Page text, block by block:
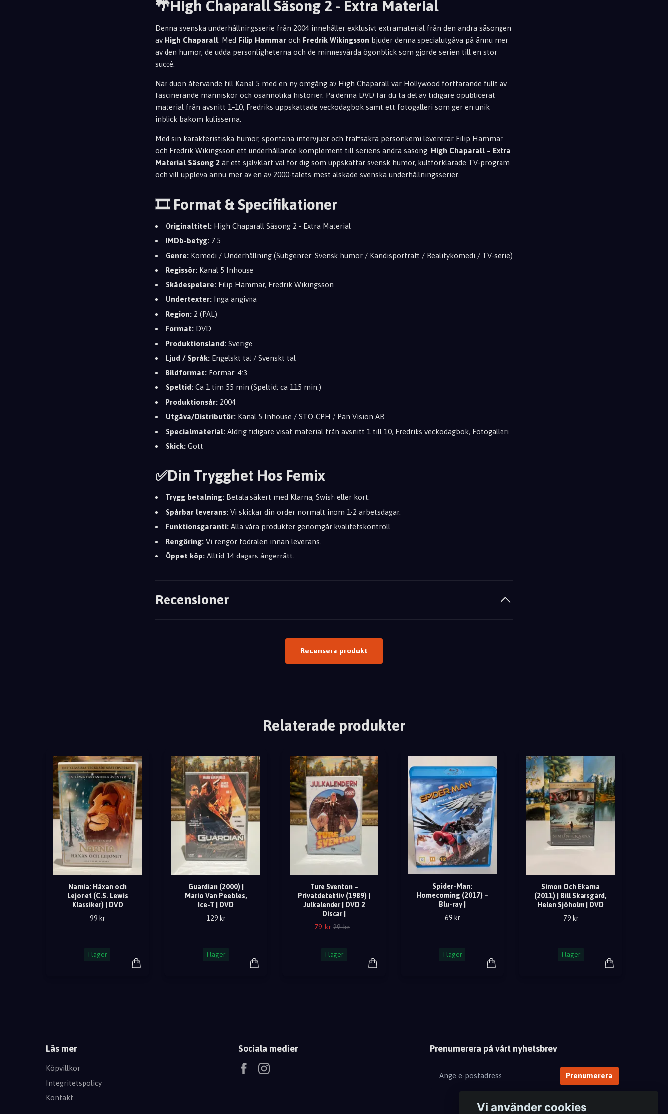
🌴High Chaparall Säsong 2 - Extra Material
Denna svenska underhållningsserie från 2004 innehåller exklusivt extramaterial från den andra säsongen
av High Chaparall . Med Filip Hammar och Fredrik Wikingsson bjuder denna specialutgåva på ännu mer
av den humor, de udda personligheterna och de minnesvärda ögonblick som gjorde serien till en stor
succé.
När duon återvände till Kanal 5 med en ny omgång av High Chaparall var Hollywood fortfarande fullt av
fascinerande människor och osannolika historier. På denna DVD får du ta del av tidigare opublicerat
material från avsnitt 1–10, Fredriks uppskattade veckodagbok samt ett fotogalleri som ger en unik
inblick bakom kulisserna.
Med sin karakteristiska humor, spontana intervjuer och träffsäkra personkemi levererar Filip Hammar
och Fredrik Wikingsson ett underhållande komplement till seriens andra säsong. High Chaparall – Extra
Material Säsong 2 är ett självklart val för dig som uppskattar svensk humor, kultförklarade TV-program
och vill uppleva ännu mer av en av 2000-talets mest älskade svenska underhållningsserier.
🎞️ Format & Specifikationer
Originaltitel: High Chaparall Säsong 2 - Extra Material
IMDb-betyg: 7.5
Genre: Komedi / Underhållning (Subgenrer: Svensk humor / Kändisporträtt / Realitykomedi / TV-serie)
Regissör: Kanal 5 Inhouse
Skådespelare: Filip Hammar, Fredrik Wikingsson
Undertexter: Inga angivna
Region: 2 (PAL)
Format: DVD
Produktionsland: Sverige
Ljud / Språk: Engelskt tal / Svenskt tal
Bildformat: Format: 4:3
Speltid: Ca 1 tim 55 min (Speltid: ca 115 min.)
Produktionsår: 2004
Utgåva/Distributör: Kanal 5 Inhouse / STO-CPH / Pan Vision AB
Specialmaterial: Aldrig tidigare visat material från avsnitt 1 till 10, Fredriks veckodagbok, Fotogalleri
Skick: Gott
✅Din Trygghet Hos Femix
Trygg betalning: Betala säkert med Klarna, Swish eller kort.
Spårbar leverans: Vi skickar din order normalt inom 1-2 arbetsdagar.
Funktionsgaranti: Alla våra produkter genomgår kvalitetskontroll.
Rengöring: Vi rengör fodralen innan leverans.
Öppet köp: Alltid 14 dagars ångerrätt.
Recensioner
Recensera produkt
Relaterade produkter
Narnia: Häxan och
Lejonet (C.S. Lewis
Klassiker) | DVD
99 kr
I lager
Guardian (2000) |
Mario Van Peebles,
Ice-T | DVD
129 kr
I lager
Ture Sventon –
Privatdetektiv (1989) |
Julkalender | DVD 2
Discar |
79 kr 99 kr
I lager
Spider-Man:
Homecoming (2017) –
Blu-ray |
69 kr
I lager
Simon Och Ekarna
(2011) | Bill Skarsgård,
Helen Sjöholm | DVD
79 kr
I lager
Läs mer
Köpvillkor
Integritetspolicy
Kontakt
Sociala medier Prenumerera på vårt nyhetsbrev
Prenumerera
Vi använder cookies